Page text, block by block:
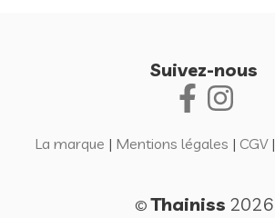
Suivez-nous
La marque | Mentions légales | CGV|
©Thainiss 2026